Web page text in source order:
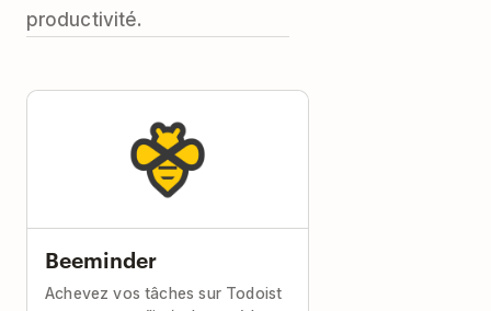
productivité.
Beeminder
Achevez vos tâches sur Todoist